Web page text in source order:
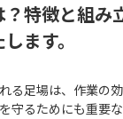
？特徴と組み
ます。
る足場は、作業の
守るためにも重要な